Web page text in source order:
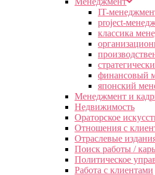
IT-
project-
классика
финансовый
японский
Менеджмент и
Недвижимость
Ораторское
Отношения с
Отраслевые
Поиск работы /
Политическое
Работа с клиентами